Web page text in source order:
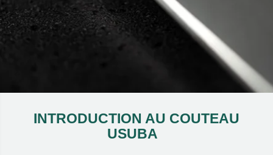
INTRODUCTION AU COUTEAU
USUBA